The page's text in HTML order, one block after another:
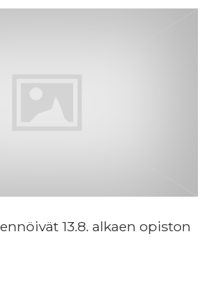
13.8. alkaen opiston